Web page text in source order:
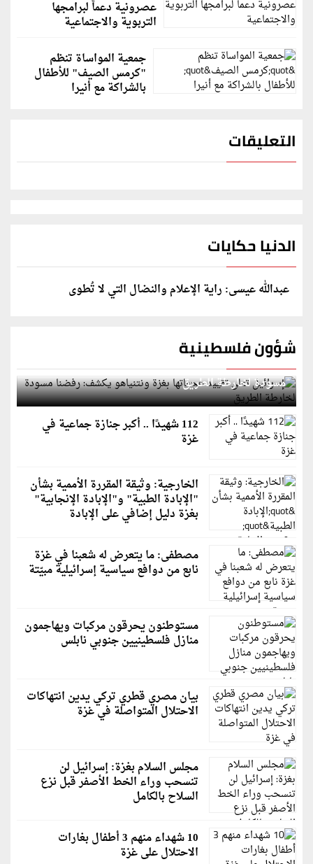
عصرونية دعماً لبرامجها
التربوية والاجتماعية
جمعية المواساة تنظم
"كرمس الصيف" للأطفال
بالشراكة مع أنيرا
التعليقات
الدنيا حكايات
عبدالله عيسى: راية الإعلام والنضال التي لا تُطوى
شؤون فلسطينية
إسرائيل تعلن تقييد هجماتها بغزة ونتنياهو يكشف: رفضنا
مسودة لخارطة الطريق
112 شهيدًا .. أكبر جنازة جماعية في
غزة
الخارجية: وثيقة المقررة الأممية بشأن
"الإبادة الطبية" و"الإبادة الإنجابية"
بغزة دليل إضافي على الإبادة
مصطفى: ما يتعرض له شعبنا في غزة
نابع من دوافع سياسية إسرائيلية مبيّتة
مستوطنون يحرقون مركبات ويهاجمون
منازل فلسطينيين جنوبي نابلس
بيان مصري قطري تركي يدين انتهاكات
الاحتلال المتواصلة في غزة
مجلس السلام بغزة: إسرائيل لن
تنسحب وراء الخط الأصفر قبل نزع
السلاح بالكامل
10 شهداء منهم 3 أطفال بغارات
الاحتلال على غزة